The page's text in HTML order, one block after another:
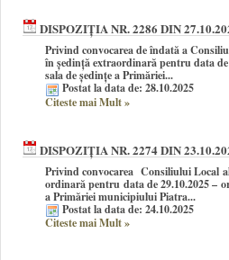
DISPOZIȚIA NR. 2286 DIN
Privind convocarea de îndată a
în şedinţă extraordinară pentru data
sala de ședințe a Primăriei...
Postat la data de: 28.10.2025
Citeste mai Mult»
DISPOZIȚIA NR. 2274 DIN
Privind convocarea Consiliului Local
ordinară pentru data de 29.10.2025 –
a Primăriei municipiului Piatra...
Postat la data de: 24.10.2025
Citeste mai Mult»